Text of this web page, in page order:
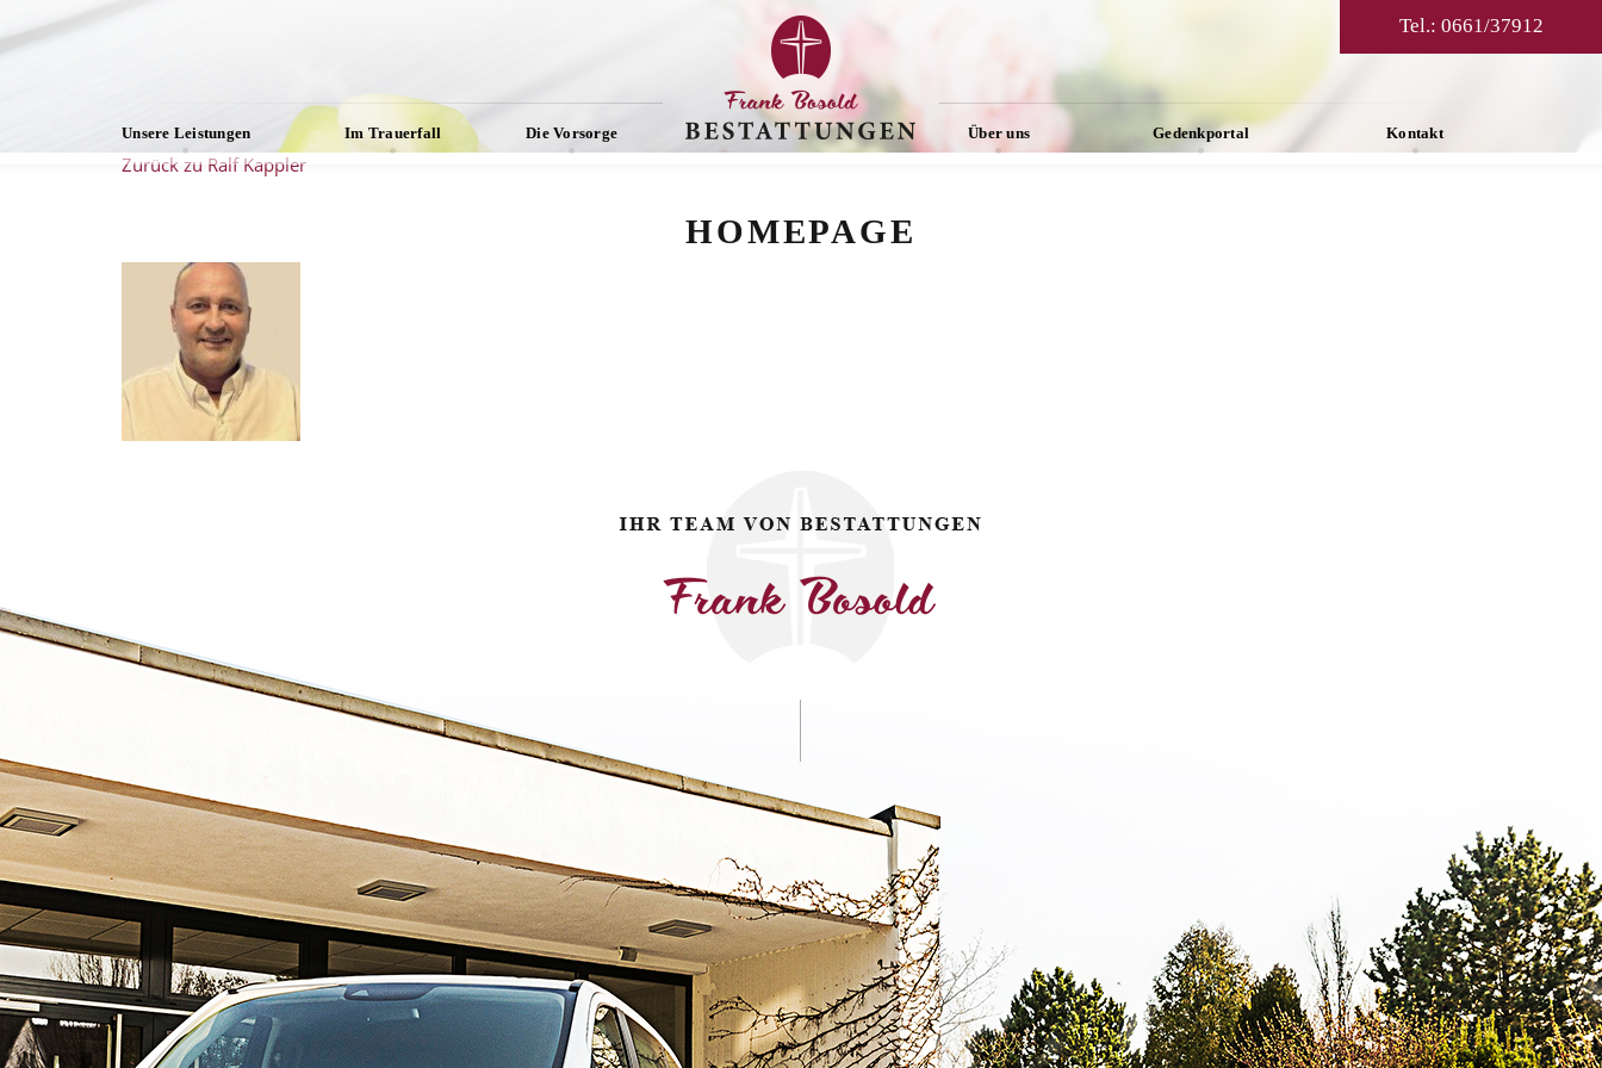
Unsere Leistungen Im Trauerfall Die Vorsorge Über uns Gedenkportal Kontakt
Tel.: 0661/37912
Zurück zu Ralf Kappler
HOMEPAGE